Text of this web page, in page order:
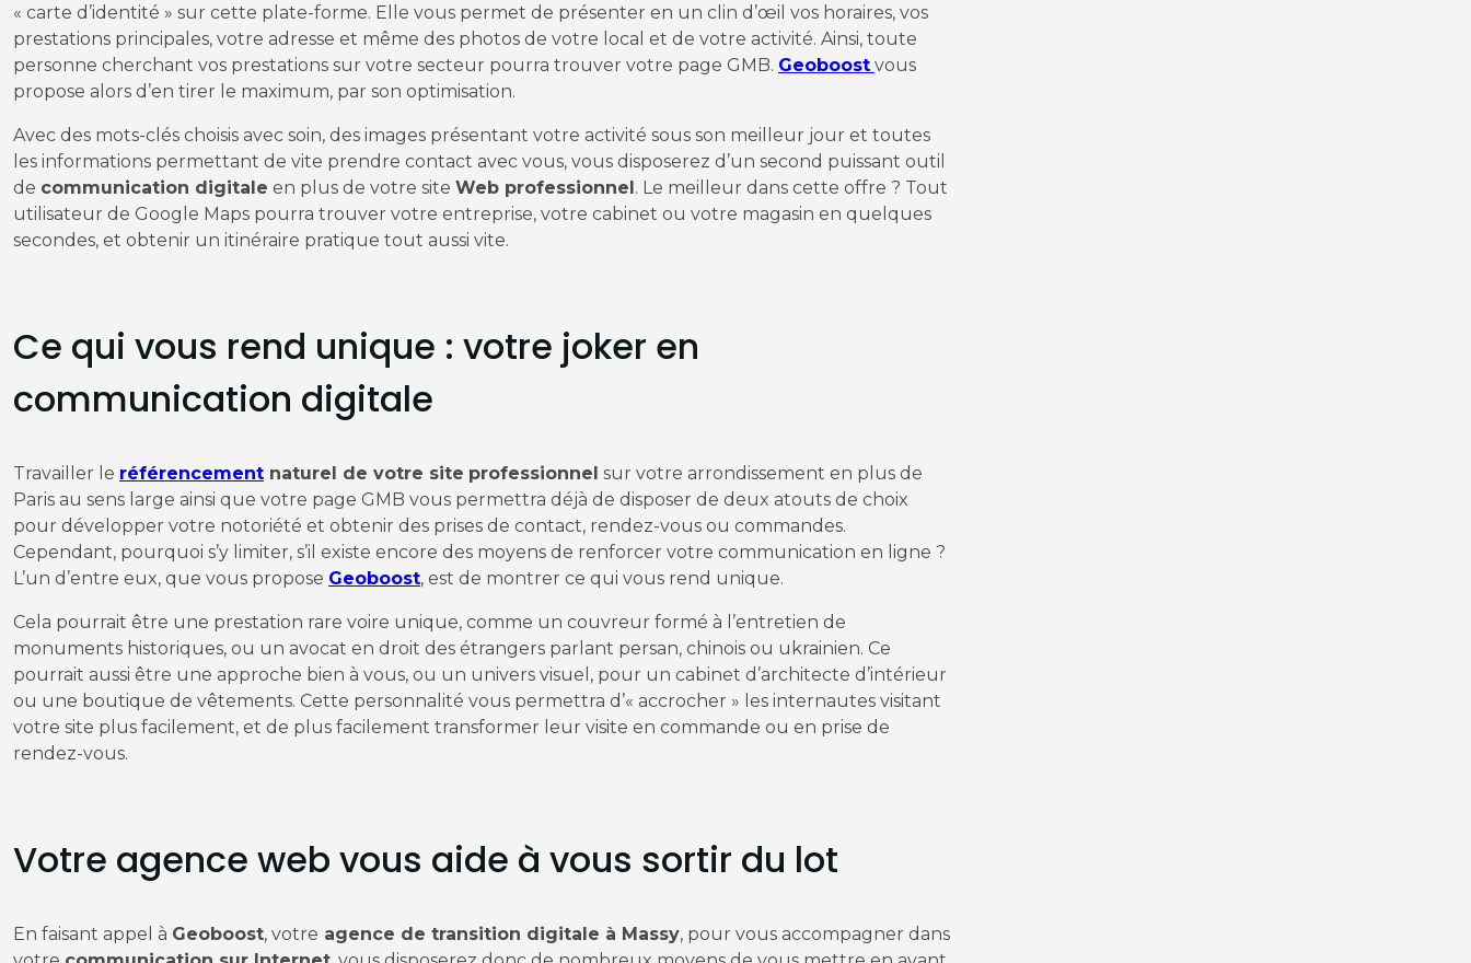
« carte d’identité » sur cette plate-forme. Elle vous permet de présenter en un clin d’œil vos horaires, vos
prestations principales, votre adresse et même des photos de votre local et de votre activité. Ainsi, toute
personne cherchant vos prestations sur votre secteur pourra trouver votre page GMB. Geoboost vous
propose alors d’en tirer le maximum, par son optimisation.
Avec des mots-clés choisis avec soin, des images présentant votre activité sous son meilleur jour et toutes
les informations permettant de vite prendre contact avec vous, vous disposerez d’un second puissant outil
de communication digitale en plus de votre site Web professionnel. Le meilleur dans cette offre ? Tout
utilisateur de Google Maps pourra trouver votre entreprise, votre cabinet ou votre magasin en quelques
secondes, et obtenir un itinéraire pratique tout aussi vite.
Ce qui vous rend unique : votre joker en
communication digitale
Travailler le référencement naturel de votre site professionnel sur votre arrondissement en plus de
Paris au sens large ainsi que votre page GMB vous permettra déjà de disposer de deux atouts de choix
pour développer votre notoriété et obtenir des prises de contact, rendez-vous ou commandes.
Cependant, pourquoi s’y limiter, s’il existe encore des moyens de renforcer votre communication en ligne ?
L’un d’entre eux, que vous propose Geoboost, est de montrer ce qui vous rend unique.
Cela pourrait être une prestation rare voire unique, comme un couvreur formé à l’entretien de
monuments historiques, ou un avocat en droit des étrangers parlant persan, chinois ou ukrainien. Ce
pourrait aussi être une approche bien à vous, ou un univers visuel, pour un cabinet d’architecte d’intérieur
ou une boutique de vêtements. Cette personnalité vous permettra d’« accrocher » les internautes visitant
votre site plus facilement, et de plus facilement transformer leur visite en commande ou en prise de
rendez-vous.
Votre agence web vous aide à vous sortir du lot
En faisant appel à Geoboost, votre agence de transition digitale à Massy, pour vous accompagner dans